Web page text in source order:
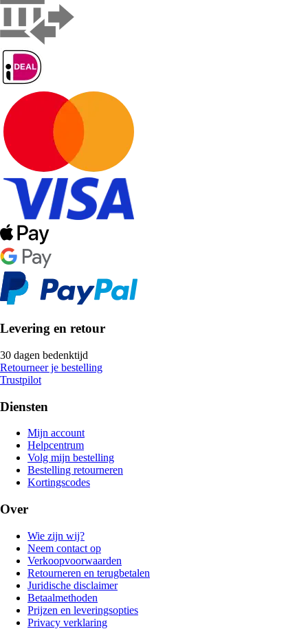
Levering en retour
30 dagen bedenktijd
Retourneer je bestelling
Trustpilot
Diensten
Mijn account
Helpcentrum
Volg mijn bestelling
Bestelling retourneren
Kortingscodes
Over
Wie zijn wij?
Neem contact op
Verkoopvoorwaarden
Retourneren en terugbetalen
Juridische disclaimer
Betaalmethoden
Prijzen en leveringsopties
Privacy verklaring